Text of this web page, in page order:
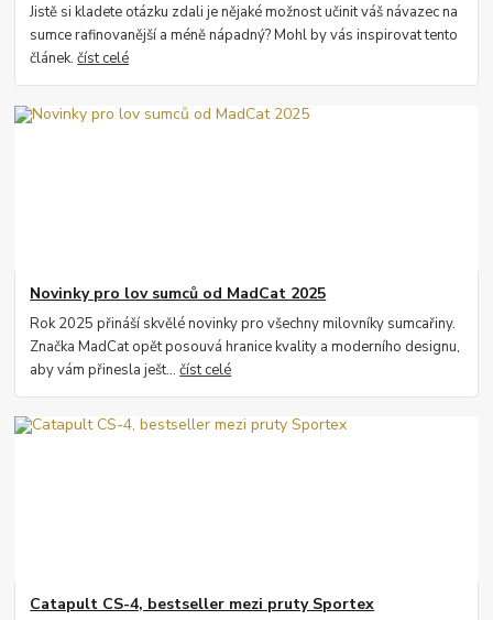
Jistě si kladete otázku zdali je nějaké možnost učinit váš návazec na
sumce rafinovanější a méně nápadný? Mohl by vás inspirovat tento
článek.číst celé
Novinky pro lov sumců od MadCat 2025
Rok 2025 přináší skvělé novinky pro všechny milovníky sumcařiny.
Značka MadCat opět posouvá hranice kvality a moderního designu,
aby vám přinesla ješt...číst celé
Catapult CS-4, bestseller mezi pruty Sportex